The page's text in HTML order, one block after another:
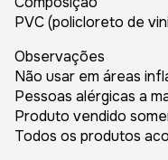
PVC (policloreto de
Observações
Não usar em áreas
Pessoas alérgicas a
Produto vendido
Todos os produtos